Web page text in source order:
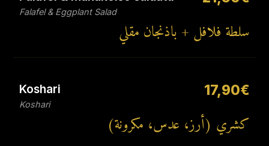
Falafel & Eggplant Salad
سلطة فلافل + باذنجان مقلي
Koshari
Koshari
17,90€
كشري (أرز، عدس، مكرونة)